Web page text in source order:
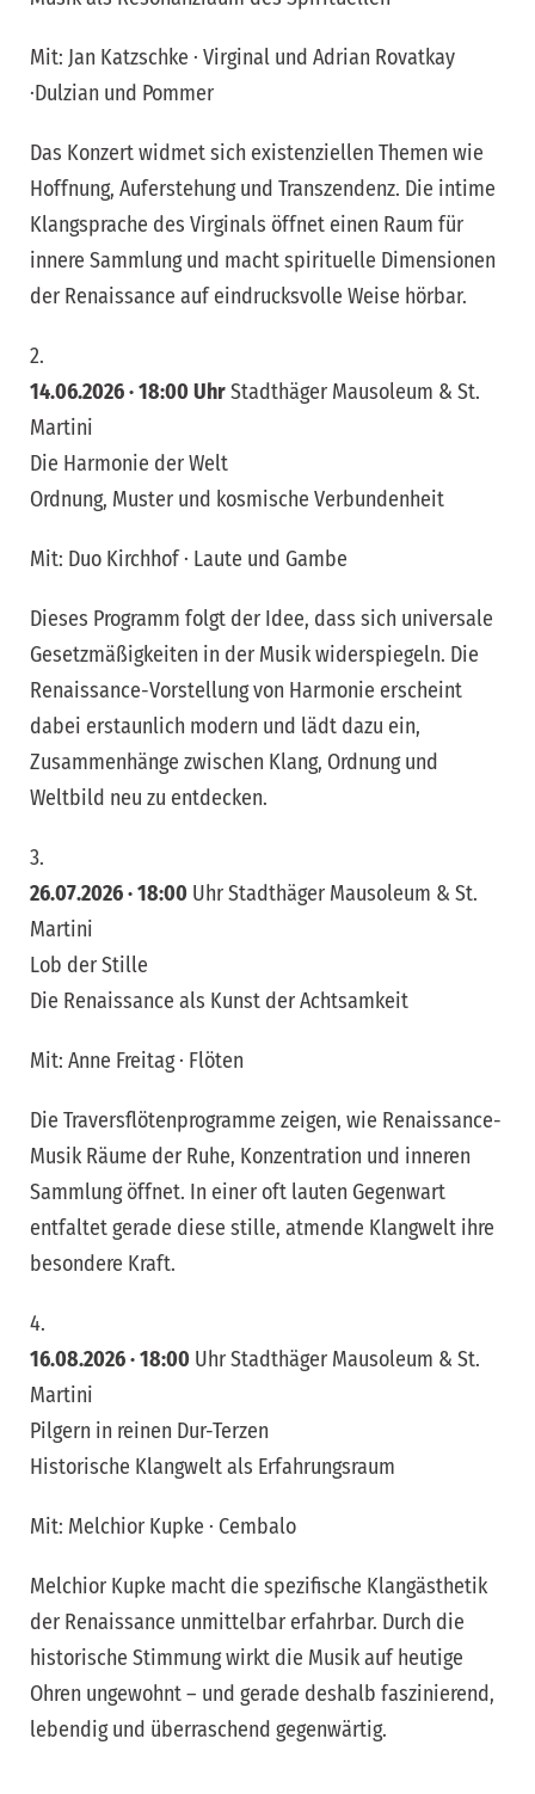
Mit: Jan Katzschke · Virginal und Adrian Rovatkay
·Dulzian und Pommer
Das Konzert widmet sich existenziellen Themen wie
Hoffnung, Auferstehung und Transzendenz. Die intime
Klangsprache des Virginals öffnet einen Raum für
innere Sammlung und macht spirituelle Dimensionen
der Renaissance auf eindrucksvolle Weise hörbar.
2.
14.06.2026 · 18:00 UhrStadthäger Mausoleum & St.
Martini
Die Harmonie der Welt
Ordnung, Muster und kosmische Verbundenheit
Mit: Duo Kirchhof · Laute und Gambe
Dieses Programm folgt der Idee, dass sich universale
Gesetzmäßigkeiten in der Musik widerspiegeln. Die
Renaissance-Vorstellung von Harmonie erscheint
dabei erstaunlich modern und lädt dazu ein,
Zusammenhänge zwischen Klang, Ordnung und
Weltbild neu zu entdecken.
3.
26.07.2026 · 18:00 Uhr Stadthäger Mausoleum & St.
Martini
Lob der Stille
Die Renaissance als Kunst der Achtsamkeit
Mit: Anne Freitag · Flöten
Die Traversflötenprogramme zeigen, wie Renaissance-
Musik Räume der Ruhe, Konzentration und inneren
Sammlung öffnet. In einer oft lauten Gegenwart
entfaltet gerade diese stille, atmende Klangwelt ihre
besondere Kraft.
4.
16.08.2026 · 18:00 Uhr Stadthäger Mausoleum & St.
Martini
Pilgern in reinen Dur-Terzen
Historische Klangwelt als Erfahrungsraum
Mit: Melchior Kupke · Cembalo
Melchior Kupke macht die spezifische Klangästhetik
der Renaissance unmittelbar erfahrbar. Durch die
historische Stimmung wirkt die Musik auf heutige
Ohren ungewohnt – und gerade deshalb faszinierend,
lebendig und überraschend gegenwärtig.